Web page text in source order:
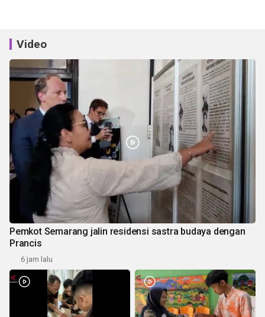
Video
Pemkot Semarang jalin residensi sastra budaya dengan
Prancis
6 jam lalu